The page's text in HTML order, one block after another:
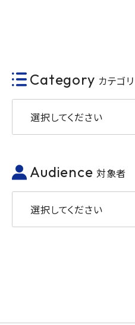
Category カテゴリ
選択してください
Audience 対象者
選択してください